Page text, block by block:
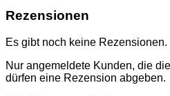
Rezensionen
Es gibt noch keine Rezensionen.
Nur angemeldete Kunden, die
dürfen eine Rezension abgeben.